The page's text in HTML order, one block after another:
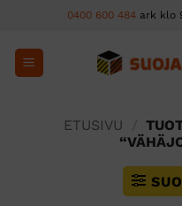
content
0400 600 484 ark klo
ETUSIVU